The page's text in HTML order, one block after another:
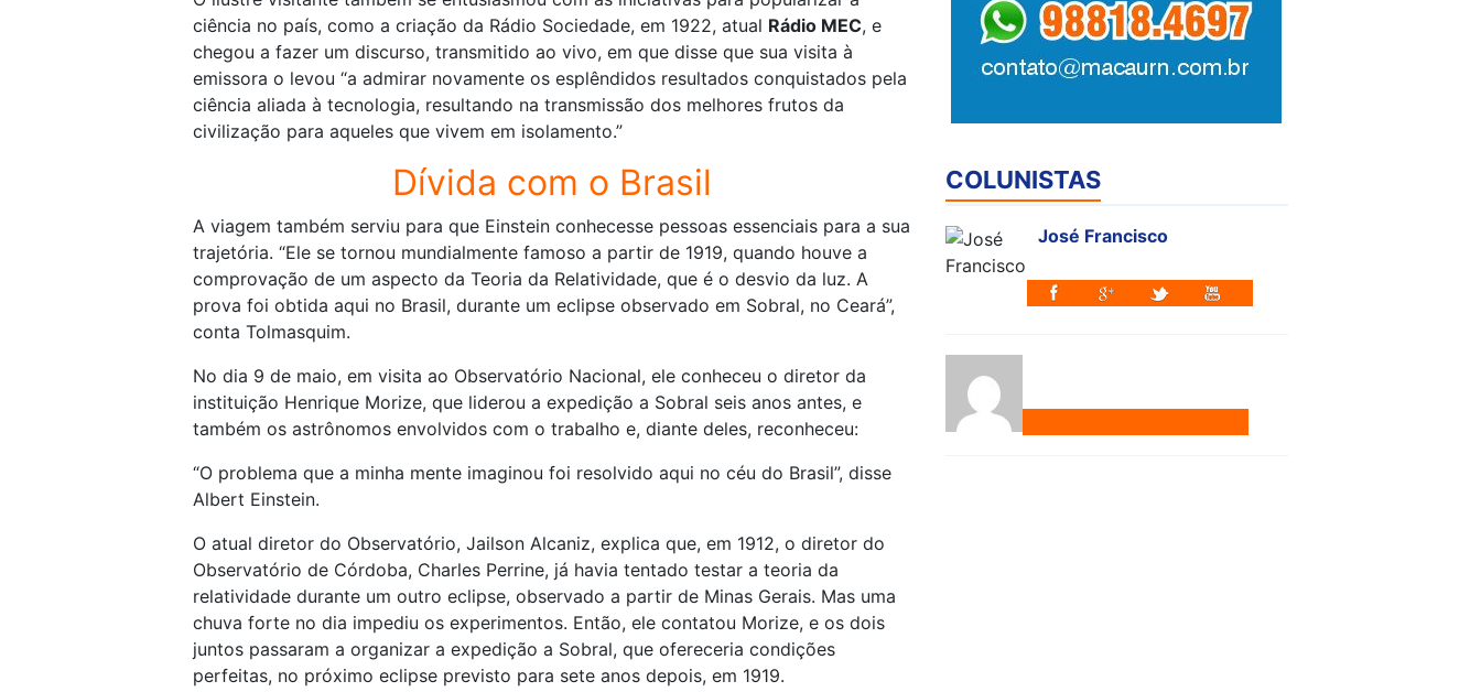
ciência no país, como a criação da Rádio Sociedade, em 1922, atual Rádio MEC, e
chegou a fazer um discurso, transmitido ao vivo, em que disse que sua visita à
emissora o levou “a admirar novamente os esplêndidos resultados conquistados pela
ciência aliada à tecnologia, resultando na transmissão dos melhores frutos da
civilização para aqueles que vivem em isolamento.”
Dívida com o Brasil
A viagem também serviu para que Einstein conhecesse pessoas essenciais para a sua
trajetória. “Ele se tornou mundialmente famoso a partir de 1919, quando houve a
comprovação de um aspecto da Teoria da Relatividade, que é o desvio da luz. A
prova foi obtida aqui no Brasil, durante um eclipse observado em Sobral, no Ceará”,
conta Tolmasquim.
No dia 9 de maio, em visita ao Observatório Nacional, ele conheceu o diretor da
instituição Henrique Morize, que liderou a expedição a Sobral seis anos antes, e
também os astrônomos envolvidos com o trabalho e, diante deles, reconheceu:
“O problema que a minha mente imaginou foi resolvido aqui no céu do Brasil”, disse
Albert Einstein.
O atual diretor do Observatório, Jailson Alcaniz, explica que, em 1912, o diretor do
Observatório de Córdoba, Charles Perrine, já havia tentado testar a teoria da
relatividade durante um outro eclipse, observado a partir de Minas Gerais. Mas uma
chuva forte no dia impediu os experimentos. Então, ele contatou Morize, e os dois
juntos passaram a organizar a expedição a Sobral, que ofereceria condições
perfeitas, no próximo eclipse previsto para sete anos depois, em 1919.
COLUNISTAS
José Francisco